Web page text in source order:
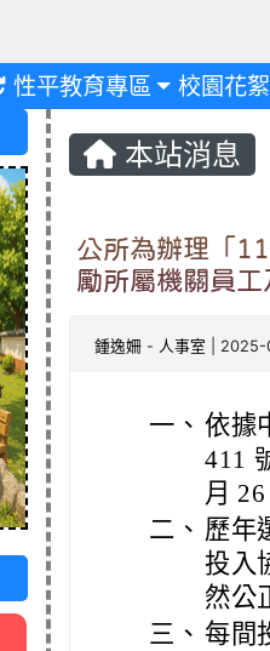
重新取得佈景設定
性平教育專區 校園花絮
本站消息
公所為辦理「
勵所屬機關員
鍾逸姍- 人事室 |
一、 依據
411
月
二、 歷年
投入
然公
三、 每間